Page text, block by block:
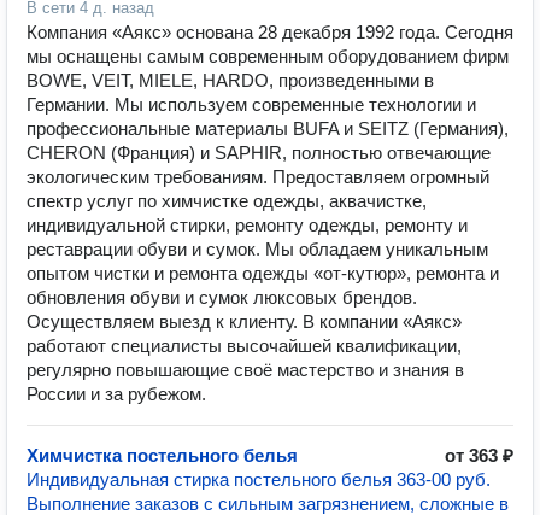
В сети 4 д. назад
Компания «Аякс» основана 28 декабря 1992 года. Сегодня
мы оснащены самым современным оборудованием фирм
BOWE, VEIT, MIELE, HARDO, произведенными в
Германии. Мы используем современные технологии и
профессиональные материалы BUFA и SEITZ (Германия),
СHERON (Франция) и SAPHIR, полностью отвечающие
экологическим требованиям. Предоставляем огромный
спектр услуг по химчистке одежды, аквачистке,
индивидуальной стирки, ремонту одежды, ремонту и
реставрации обуви и сумок. Мы обладаем уникальным
опытом чистки и ремонта одежды «от-кутюр», ремонта и
обновления обуви и сумок люксовых брендов.
Осуществляем выезд к клиенту. В компании «Аякс»
работают специалисты высочайшей квалификации,
регулярно повышающие своё мастерство и знания в
России и за рубежом.
Химчистка постельного белья
от 363 ₽
Индивидуальная стирка постельного белья 363-00 руб.
Выполнение заказов с сильным загрязнением, сложные в